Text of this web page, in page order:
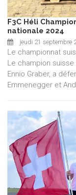
F3C Héli
nationale 2024
jeudi 21 septembre
Le championnat
Le champion
Ennio Graber, a
Emmenegger et